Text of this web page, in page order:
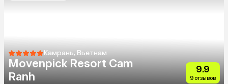
Камрань, Вьетнам
Movenpick Resort Cam
Ranh
9.9
9 отзывов